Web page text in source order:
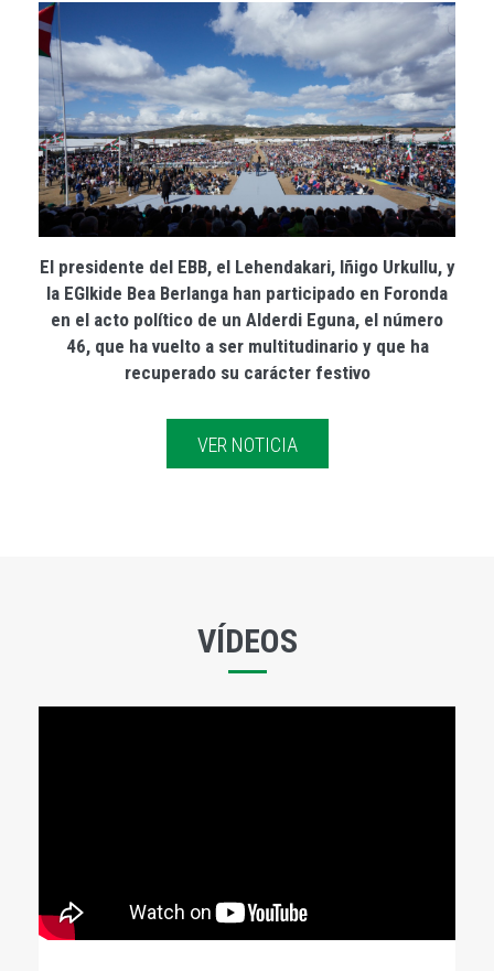
El presidente del EBB, el Lehendakari, Iñigo Urkullu, y
la EGIkide Bea Berlanga han participado en Foronda
en el acto político de un Alderdi Eguna, el número
46, que ha vuelto a ser multitudinario y que ha
recuperado su carácter festivo
VER NOTICIA
VÍDEOS